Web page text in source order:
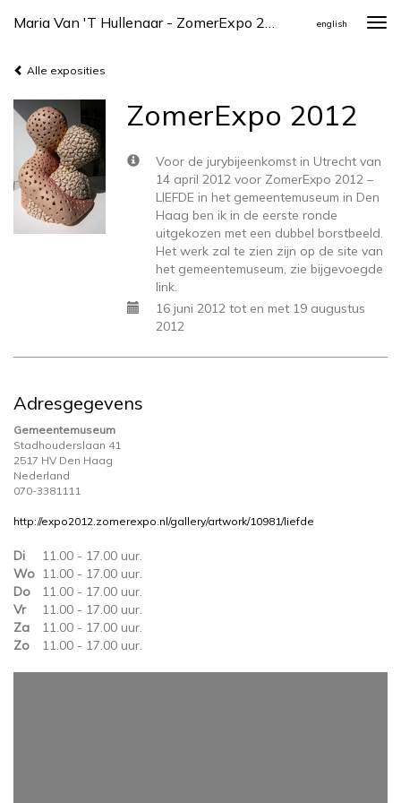
Maria Van 't Hullenaar - ZomerExpo 2012 english
Alle exposities
ZomerExpo 2012
Voor de jurybijeenkomst in Utrecht van
14 april 2012 voor ZomerExpo 2012 –
LIEFDE in het gemeentemuseum in Den
Haag ben ik in de eerste ronde
uitgekozen met een dubbel borstbeeld.
Het werk zal te zien zijn op de site van
het gemeentemuseum, zie bijgevoegde
link.
16 juni 2012 tot en met 19 augustus
2012
Adresgegevens
Gemeentemuseum
Stadhouderslaan 41
2517 HV Den Haag
Nederland
070-3381111
http://expo2012.zomerexpo.nl/gallery/artwork/10981/liefde
Di
11.00 - 17.00 uur.
Wo 11.00 - 17.00 uur.
Do
11.00 - 17.00 uur.
Vr
11.00 - 17.00 uur.
Za
11.00 - 17.00 uur.
Zo
11.00 - 17.00 uur.